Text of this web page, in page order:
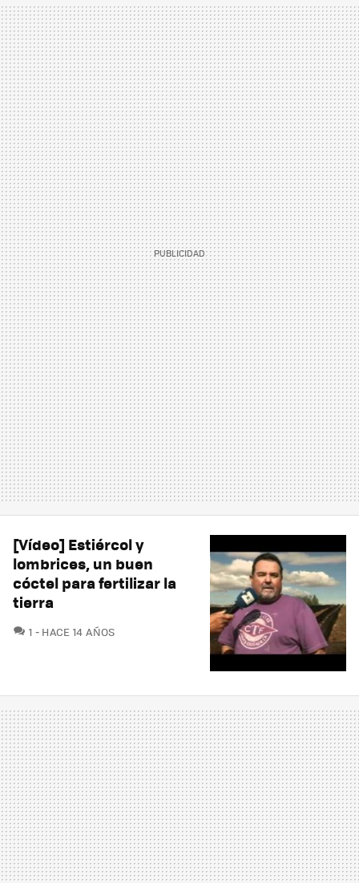
[Vídeo] Estiércol y
lombrices, un buen
cóctel para fertilizar la
tierra
1 COMENTARIOS
HACE 14 AÑOS